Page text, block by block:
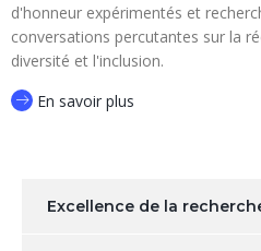
d'honneur expérimentés et
conversations percutantes sur la
diversité et l'inclusion.
En savoir plus
Excellence de la